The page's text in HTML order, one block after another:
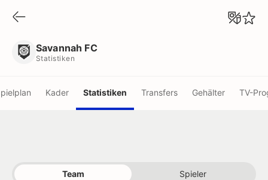
Savannah FC
Statistiken
Kader Statistiken Transfers Gehälter TV-
Team Spieler